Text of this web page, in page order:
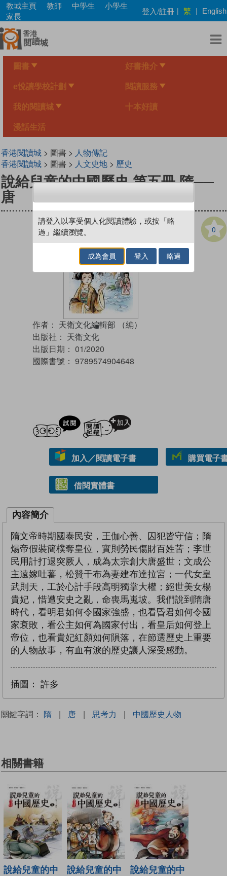
Skip
main
content
教城主頁 教師 中學生
小學生
家長
登入/註冊 | 繁 | English
圖書 好書推介
e悅讀學校計劃 閱讀服務
我的閱讀城 十本好讀
漫話生活
香港閱讀城> 圖書 > 人物傳記
香港閱讀城> 圖書 > 人文史地> 歷史
說給兒童的中國歷史 第五冊 隋──
唐
0
作者： 天衛文化編輯部 （編）
出版社： 天衛文化
出版日期： 01/2020
國際書號： 9789574904648
試閲
加入／閱讀電子書 購買電子
借閱實體書
內容簡介
隋文帝時期國泰民安，王伽心善、囚犯皆守信；隋
煬帝假裝簡樸奪皇位，實則勞民傷財百姓苦；李世
民用計打退突厥人，成為太宗創大唐盛世；文成公
主遠嫁吐蕃，松贊干布為妻建布達拉宮；一代女皇
武則天，工於心計手段高明獨掌大權；絕世美女楊
貴妃，惜遭安史之亂，命喪馬嵬坡。我們說到隋唐
時代，看明君如何令國家強盛，也看昏君如何令國
家衰敗，看公主如何為國家付出，看皇后如何登上
帝位，也看貴妃紅顏如何隕落，在節選歷史上重要
的人物故事，有血有淚的歷史讓人深受感動。
插圖： 許多
關鍵字詞： 隋 | 唐 | 思考力 | 中國歷史人物
相關書籍
說給兒童的中
說給兒童的中
說給兒童的中
請登入以享受個人化閱讀體驗，或按「略
過」繼續瀏覽。
成為會員 登入 略過